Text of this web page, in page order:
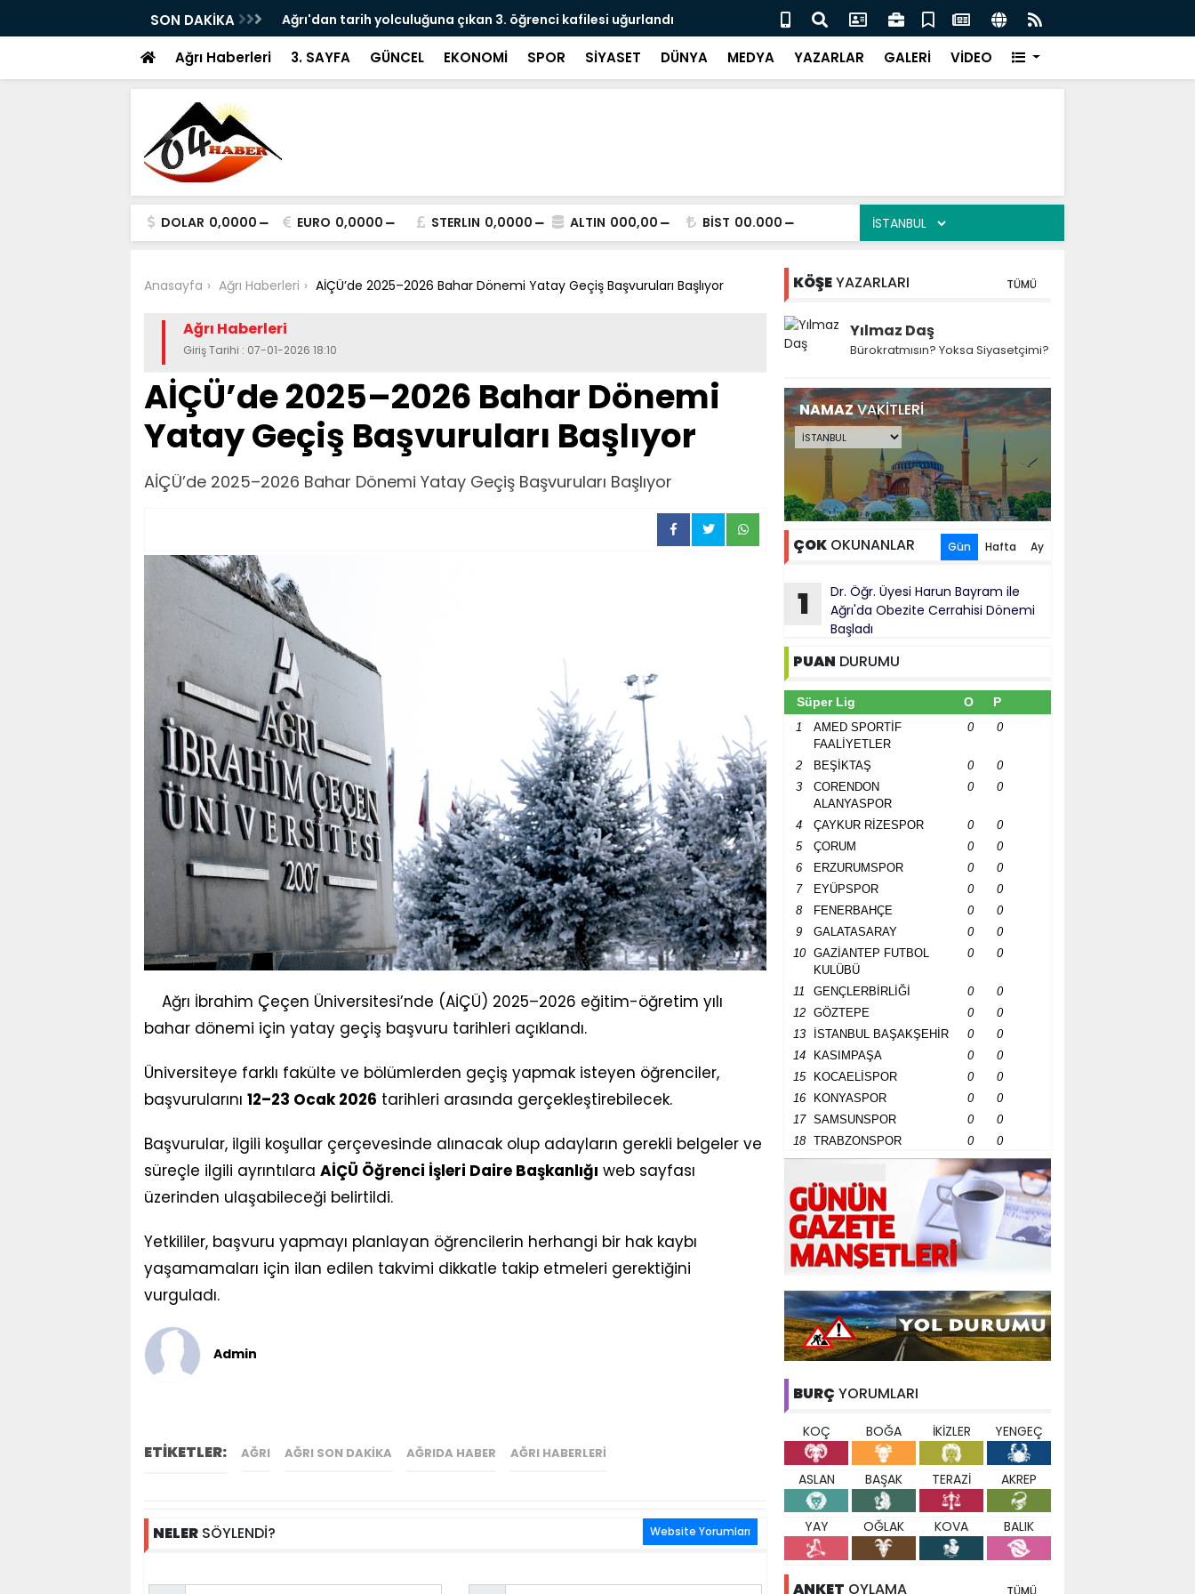
SON DAKİKA
ile Ağrı'da Obezite Cerrahisi Dönemi Ağrı'dan tarih yolculuğuna çıkan 3. öğrenci kafilesi uğurlandı
Doğubayazıt Kekiği İçin Tarihi Adım: Coğrafi İşaret ve Markalaşma
Süreci Başladı
Ağrı Haberleri 3. SAYFA GÜNCEL EKONOMİ SPOR SİYASET DÜNYA MEDYA YAZARLAR GALERİ VİDEO
DOLAR 0,0000 EURO 0,0000 STERLIN 0,0000 ALTIN 000,00 BİST 00.000
Anasayfa Ağrı Haberleri AİÇÜ’de 2025–2026 Bahar Dönemi Yatay Geçiş Başvuruları Başlıyor
Ağrı Haberleri
Giriş Tarihi : 07-01-2026 18:10
AİÇÜ’de 2025–2026 Bahar Dönemi
Yatay Geçiş Başvuruları Başlıyor
AİÇÜ’de 2025–2026 Bahar Dönemi Yatay Geçiş Başvuruları Başlıyor
Ağrı İbrahim Çeçen Üniversitesi’nde (AİÇÜ) 2025–2026 eğitim-öğretim yılı
bahar dönemi için yatay geçiş başvuru tarihleri açıklandı.
Üniversiteye farklı fakülte ve bölümlerden geçiş yapmak isteyen öğrenciler,
başvurularını 12–23 Ocak 2026 tarihleri arasında gerçekleştirebilecek.
Başvurular, ilgili koşullar çerçevesinde alınacak olup adayların gerekli belgeler ve
süreçle ilgili ayrıntılara AİÇÜ Öğrenci İşleri Daire Başkanlığı web sayfası
üzerinden ulaşabileceği belirtildi.
Yetkililer, başvuru yapmayı planlayan öğrencilerin herhangi bir hak kaybı
yaşamamaları için ilan edilen takvimi dikkatle takip etmeleri gerektiğini
vurguladı.
Admin
ETİKETLER: AĞRI AĞRI SON DAKIKA AĞRIDA HABER AĞRI HABERLERI
NELER SÖYLENDİ? Website Yorumları
KÖŞEYAZARLARI TÜMÜ
Yılmaz Daş
Bürokratmısın? Yoksa Siyasetçimi?
NAMAZVAKİTLERİ
ÇOK OKUNANLAR Gün Hafta Ay
1
Dr. Öğr. Üyesi Harun Bayram ile
Ağrı'da Obezite Cerrahisi Dönemi
Başladı
PUAN DURUMU
Süper Lig O P
1
AMED SPORTİF
FAALİYETLER
0 0
2 BEŞİKTAŞ 0
0
3
CORENDON
ALANYASPOR
0 0
4 ÇAYKUR RİZESPOR 0
0
5
ÇORUM 0
0
6
ERZURUMSPOR 0
0
7
EYÜPSPOR 0
0
8
FENERBAHÇE 0
0
9
GALATASARAY 0
0
10
GAZİANTEP FUTBOL
KULÜBÜ
0 0
11 GENÇLERBİRLİĞİ 0
0
12
GÖZTEPE 0
0
13
İSTANBUL BAŞAKŞEHİR 0
0
14
KASIMPAŞA 0
0
15
KOCAELİSPOR 0
0
16
KONYASPOR 0
0
17
SAMSUNSPOR 0
0
18
TRABZONSPOR 0 0
BURÇ YORUMLARI
KOÇ BOĞA İKİZLER YENGEÇ
ASLAN BAŞAK TERAZİ AKREP
YAY OĞLAK KOVA BALIK
ANKET OYLAMA TÜMÜ